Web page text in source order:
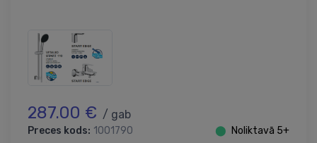
287.00 € / gab
Preces kods: 1001790 ⬤ Noliktavā 5+